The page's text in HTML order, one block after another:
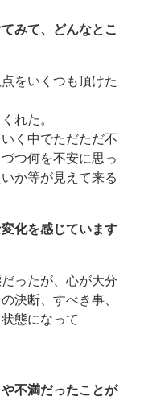
みて、どんなとこ
をいくつも頂けた
れた。
く中でただただ不
つ何を不安に思っ
か等が見えて来る
化を感じています
ったが、心が大分
決断、すべき事、
態になって
不満だったことが